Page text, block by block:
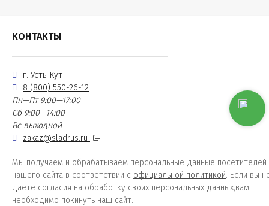
КОНТАКТЫ
г. Усть-Кут
8 (800) 550-26-12
Пн—Пт 9:00—17:00
Сб 9:00—14:00
Вс выходной
zakaz@sladrus.ru
Мы получаем и обрабатываем персональные данные посетителей
нашего сайта в соответствии с официальной политикой. Если вы
даете согласия на обработку своих персональных данных,вам
необходимо покинуть наш сайт.